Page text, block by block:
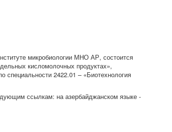
микробиологии МНО АР, состоится
кисломолочных продуктах»,
2422.01 – «Биотехнология
ссылкам: на азербайджанском языке -